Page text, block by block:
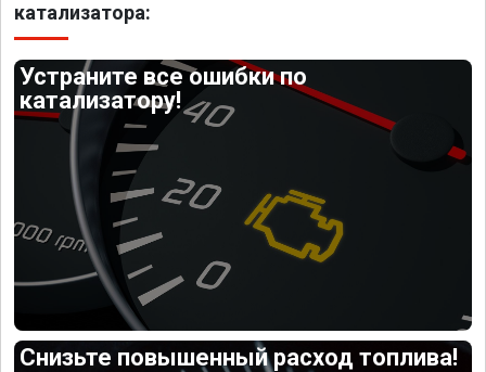
катализатора:
Устраните все ошибки по
катализатору!
Снизьте повышенный расход топлива!